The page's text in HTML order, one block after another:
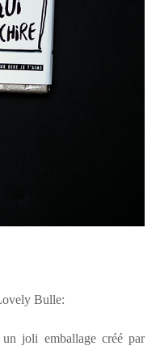
joli emballage créé par